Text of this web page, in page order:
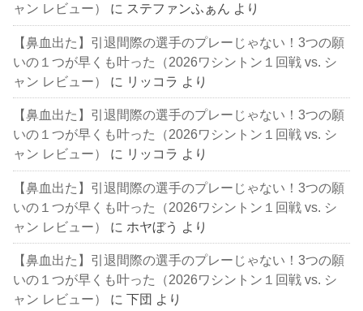
ャン レビュー）
に ステファンふぁん より
【鼻血出た】引退間際の選手のプレーじゃない！3つの願
いの１つが早くも叶った（2026ワシントン１回戦 vs. シ
ャン レビュー）
に リッコラ より
【鼻血出た】引退間際の選手のプレーじゃない！3つの願
いの１つが早くも叶った（2026ワシントン１回戦 vs. シ
ャン レビュー）
に リッコラ より
【鼻血出た】引退間際の選手のプレーじゃない！3つの願
いの１つが早くも叶った（2026ワシントン１回戦 vs. シ
ャン レビュー）
に ホヤぼう より
【鼻血出た】引退間際の選手のプレーじゃない！3つの願
いの１つが早くも叶った（2026ワシントン１回戦 vs. シ
ャン レビュー）
に下団 より